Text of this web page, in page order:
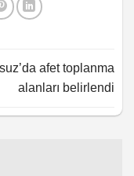
afet toplanma
alanları belirlendi